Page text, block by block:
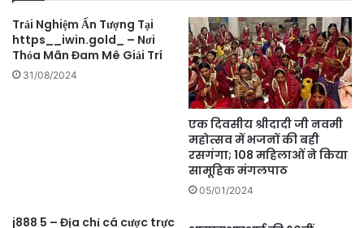
Trải Nghiệm Ấn Tượng Tại
https__iwin.gold_ – Nơi
Thỏa Mãn Đam Mê Giải Trí
31/08/2024
एक दिवसीय श्रीदादी जी नवमी
महोत्सव में भजनों की बही
रसगंगा; 108 महिलाओं ने किया
सामूहिक मंगलपाठ
05/01/2024
j888 5 – Địa chỉ cá cược trực